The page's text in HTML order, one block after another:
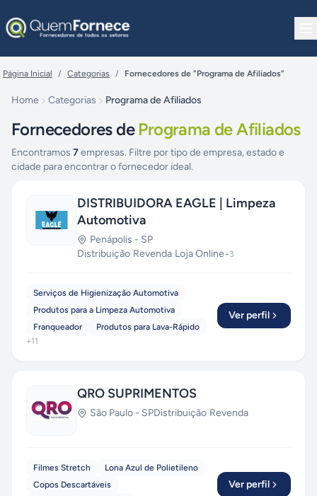
Página Inicial / Categorias / Fornecedores de "Programa de Afiliados"
Home Categorias Programa de Afiliados
Fornecedores de Programa de Afiliados
Encontramos 7empresas. Filtre por tipo de empresa, estado e
cidade para encontrar o fornecedor ideal.
DISTRIBUIDORA EAGLE | Limpeza
Automotiva
Penápolis - SP
Distribuição·Revenda·Loja Online+3
Serviços de Higienização Automotiva
Produtos para a Limpeza Automotiva
Franqueador
Produtos para Lava-Rápido
+11
Ver perfil
QRO SUPRIMENTOS
São Paulo - SPDistribuição·Revenda
Filmes Stretch
Lona Azul de Polietileno
Copos Descartáveis
Ver perfil